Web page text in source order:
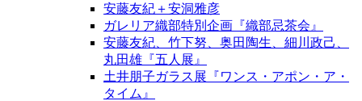
安藤友紀＋安洞雅彦
ガレリア織部特別企画『織部忌茶会』
安藤友紀、竹下努、奥田陶生、細川政己、
丸田雄『五人展』
土井朋子ガラス展『ワンス・アポン・ア・
タイム』